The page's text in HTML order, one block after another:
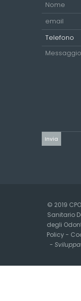
© 2019
Sanitario
degli
Policy-
-